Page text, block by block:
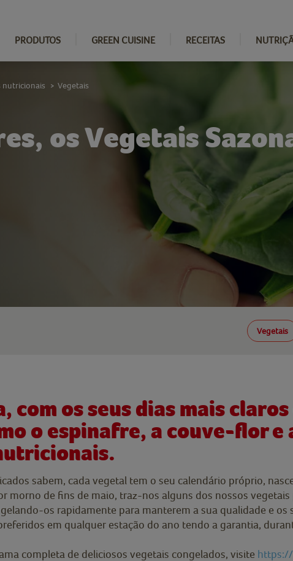
PRODUTOS GREEN CUISINE RECEITAS
os Vegetais
Vegetais
nutricionais > Vegetais
com os seus dias mais
o espinafre, a couve-flor e
sabem, cada vegetal tem o seu calendário próprio,
morno de fins de maio, traz-nos alguns dos nossos
os rapidamente para manterem a sua qualidade e
em qualquer estação do ano tendo a garantia,
completa de deliciosos vegetais congelados, visite